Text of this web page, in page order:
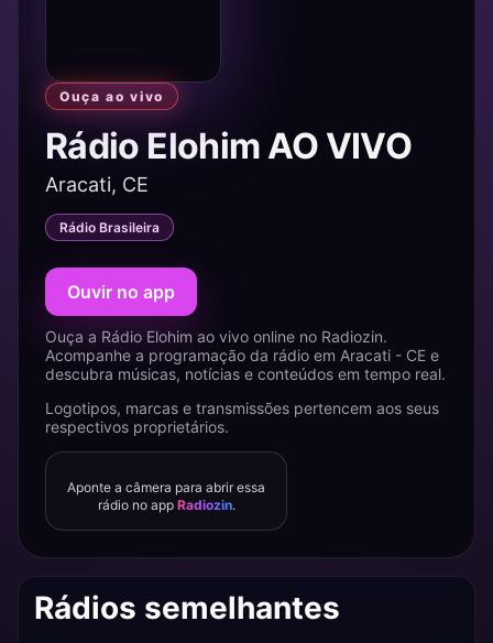
Ouça ao vivo
Rádio Elohim AO VIVO
Aracati, CE
Rádio Brasileira
Ouvir no app
Ouça a Rádio Elohim ao vivo online no Radiozin.
Acompanhe a programação da rádio em Aracati - CE e
descubra músicas, notícias e conteúdos em tempo real.
Logotipos, marcas e transmissões pertencem aos seus
respectivos proprietários.
Aponte a câmera para abrir essa
rádio no app Radiozin.
Rádios semelhantes